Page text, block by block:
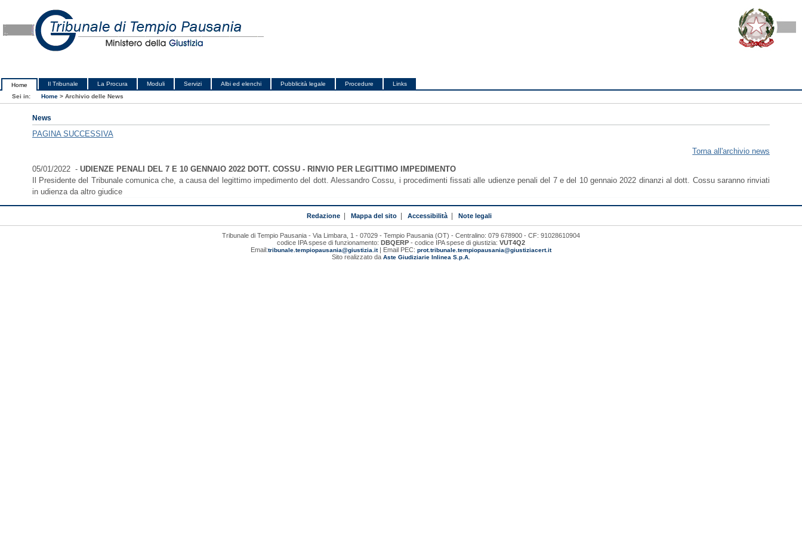
Home Il Tribunale La Procura Moduli Servizi Albi ed elenchi Pubblicità legale Procedure
Links
Sei in:
Home > Archivio delle News
News
PAGINA SUCCESSIVA
Torna all'archivio news
05/01/2022 - UDIENZE PENALI DEL 7 E 10 GENNAIO 2022 DOTT. COSSU - RINVIO PER LEGITTIMO IMPEDIMENTO
Il Presidente del Tribunale comunica che, a causa del legittimo impedimento del dott. Alessandro Cossu, i procedimenti fissati alle udienze penali del 7 e del 10 gennaio 2022 dinanzi al dott. Cossu saranno rinviati
in udienza da altro giudice
Redazione Mappa del sito Accessibilità Note legali
Tribunale di Tempio Pausania - Via Limbara, 1 - 07029 - Tempio Pausania (OT) - Centralino: 079 678900 - CF: 91028610904
codice IPA spese di funzionamento: DBQERP - codice IPA spese di giustizia: VUT4Q2
Email:tribunale.tempiopausania@giustizia.it| Email PEC: prot.tribunale.tempiopausania@giustiziacert.it
Sito realizzato da Aste Giudiziarie Inlinea S.p.A.